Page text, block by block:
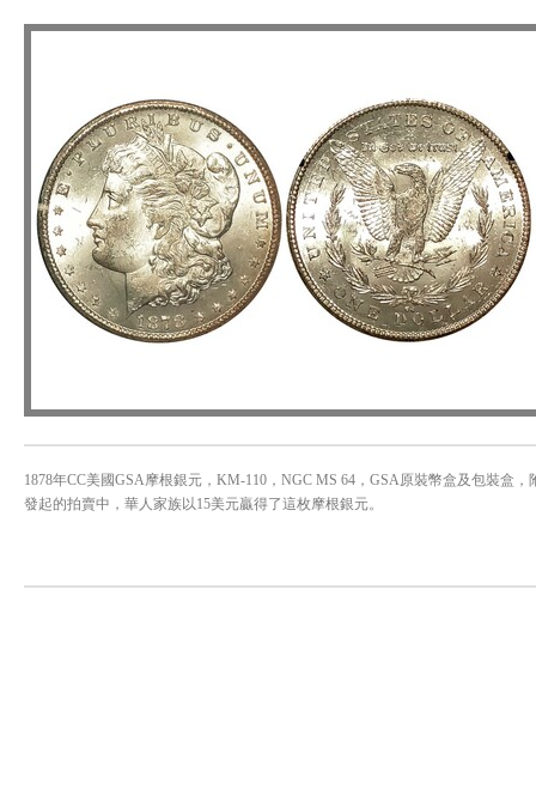
1878年CC美國GSA摩根銀元，KM-110，NGC MS 64，GSA原裝幣盒及包裝盒
發起的拍賣中，華人家族以15美元贏得了這枚摩根銀元。